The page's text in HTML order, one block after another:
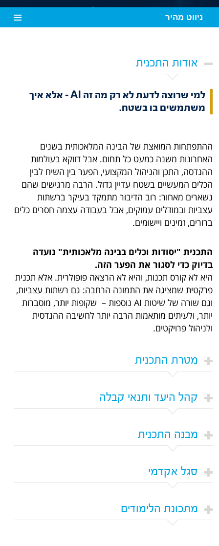
ניווט מהיר
אודות התכנית
למי שרוצה לדעת לא רק מה זה AI – אלא איך
משתמשים בו בשטח.
ההתפתחות המואצת של הבינה המלאכותית בשנים
האחרונות משנה כמעט כל תחום.אבל דווקא בעולמות
ההנדסה, התכן והניהול המקצועי, הפער בין השיח לבין
הכלים המעשיים בשטח עדיין גדול. הרבה מרגישים שהם
נשארים מאחור: רוב הדיבור מתמקד בעיקר ברשתות
עצביות ובמודלים עמוקים, אבל בעבודה עצמה חסרים כלים
ברורים, זמינים ויישומים.
התכנית "יסודות וכלים בבינה מלאכותית" נועדה
בדיוק כדי לסגור את הפער הזה.
היא לא קורס תכנות, והיא לא הרצאה פופולרית. אלא תכנית
פרקטית שמציגה את התמונה הרחבה: גם רשתות עצביות,
וגם שורה של שיטות AI נוספות – שקופות יותר, מוסברות
יותר, ולעיתים מותאמות הרבה יותר לחשיבה ההנדסית
ולניהול פרויקטים.
מטרת התכנית
קהל היעד ותנאי קבלה
מבנה התכנית
סגל אקדמי
מתכונת הלימודים